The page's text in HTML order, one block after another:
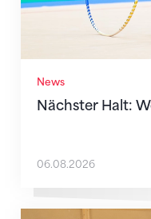
News
Nächster Halt:
06.08.2026